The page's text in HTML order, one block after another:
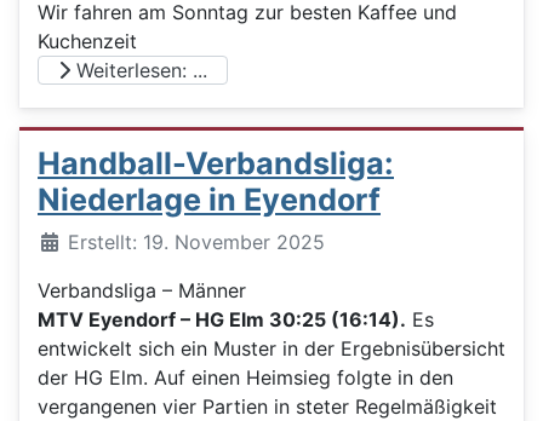
Wir fahren am Sonntag zur besten Kaffee und
Kuchenzeit
Weiterlesen: ...
Handball-Verbandsliga:
Niederlage in Eyendorf
DetailsErstellt: 19. November 2025
Verbandsliga – Männer
MTV Eyendorf – HG Elm 30:25 (16:14). Es
entwickelt sich ein Muster in der Ergebnisübersicht
der HG Elm. Auf einen Heimsieg folgte in den
vergangenen vier Partien in steter Regelmäßigkeit